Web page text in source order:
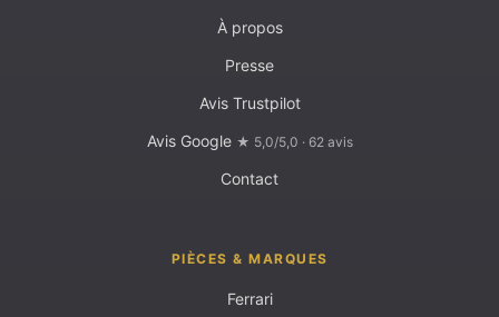
À propos
Presse
Avis Trustpilot
Avis Google ★ 5,0/5,0 · 62 avis
Contact
PIÈCES & MARQUES
Ferrari